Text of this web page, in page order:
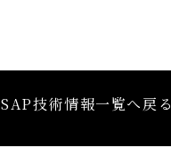
SAP技術情報一覧へ戻る